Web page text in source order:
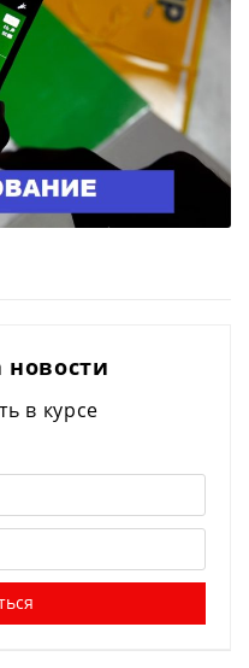
новости
в курсе